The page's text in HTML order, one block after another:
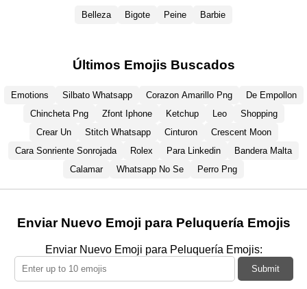
Belleza Bigote Peine Barbie
Últimos Emojis Buscados
Emotions Silbato Whatsapp Corazon Amarillo Png
De Empollon
Chincheta Png
Zfont Iphone Ketchup Leo
Shopping
Crear Un
Stitch Whatsapp Cinturon
Crescent Moon
Cara Sonriente Sonrojada
Rolex Para Linkedin
Bandera Malta
Calamar
Whatsapp No Se Perro Png
Enviar Nuevo Emoji para Peluquería Emojis
Enviar Nuevo Emoji para Peluquería Emojis:
Submit